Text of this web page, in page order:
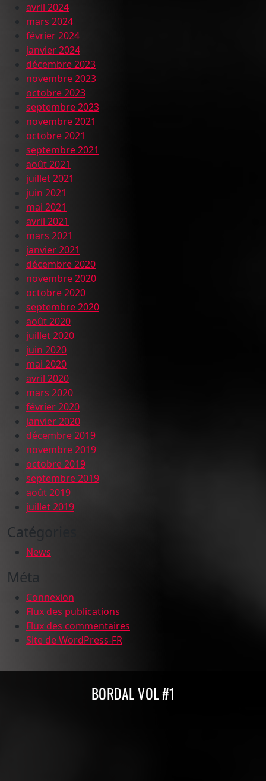
avril 2024
mars 2024
février 2024
janvier 2024
décembre 2023
novembre 2023
octobre 2023
septembre 2023
novembre 2021
octobre 2021
septembre 2021
août 2021
juillet 2021
juin 2021
mai 2021
avril 2021
mars 2021
janvier 2021
décembre 2020
novembre 2020
octobre 2020
septembre 2020
août 2020
juillet 2020
juin 2020
mai 2020
avril 2020
mars 2020
février 2020
janvier 2020
décembre 2019
novembre 2019
octobre 2019
septembre 2019
août 2019
juillet 2019
Catégories
News
Méta
Connexion
Flux des publications
Flux des commentaires
Site de WordPress-FR
BORDAL VOL #1